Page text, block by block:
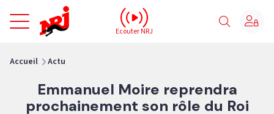
NRJ - Accueil
Ecouter NRJ
Accueil Actu
Emmanuel Moire reprendra
prochainement son rôle du Roi